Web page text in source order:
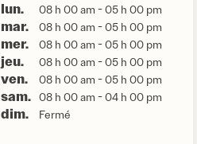
lun.
08 h 00 am - 05 h 00 pm
mar. 08 h 00 am - 05 h 00 pm
mer. 08 h 00 am - 05 h 00 pm
jeu. 08 h 00 am - 05 h 00 pm
ven. 08 h 00 am - 05 h 00 pm
sam. 08 h 00 am - 04 h 00 pm
dim. Fermé